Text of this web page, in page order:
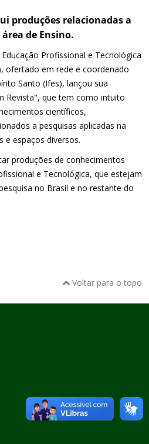
produções relacionadas a
de Ensino.
Profissional e Tecnológica
ofertado em rede e coordenado
Santo (Ifes), lançou sua
Revista", que tem como intuito
científicos,
a pesquisas aplicadas na
e espaços diversos.
produções de conhecimentos
e Tecnológica, que estejam
no Brasil e no restante do
Voltar para o topo